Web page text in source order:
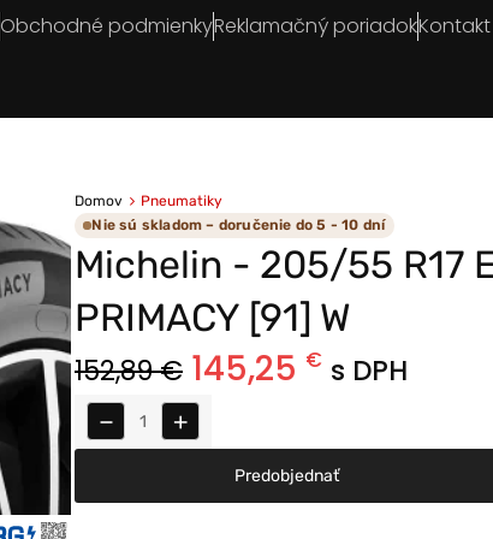
Obchodné podmienkyReklamačný poriadokKontakt
Domov
Pneumatiky
Nie sú skladom – doručenie do 5 - 10 dní
Michelin - 205/55 R17
PRIMACY [91] W
152,89€ 145,25 € s DPH
− +
Predobjednať